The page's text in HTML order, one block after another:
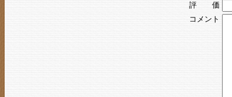
評 価
コメント